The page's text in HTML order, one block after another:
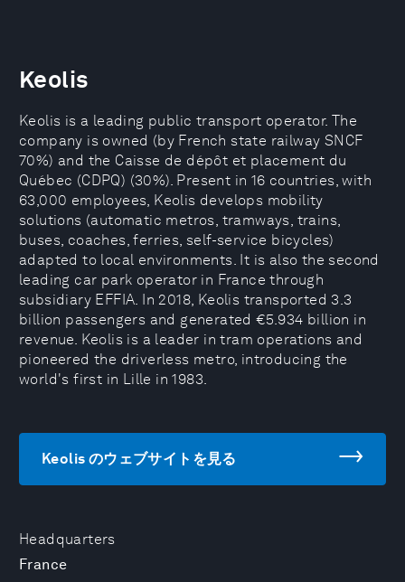
Headquarters
France
Keolis
Keolis is a leading public transport operator. The
company is owned (by French state railway SNCF
70%) and the Caisse de dépôt et placement du
Québec (CDPQ) (30%). Present in 16 countries, with
63,000 employees, Keolis develops mobility
solutions (automatic metros, tramways, trains,
buses, coaches, ferries, self-service bicycles)
adapted to local environments. It is also the second
leading car park operator in France through
subsidiary EFFIA. In 2018, Keolis transported 3.3
billion passengers and generated €5.934 billion in
revenue. Keolis is a leader in tram operations and
pioneered the driverless metro, introducing the
world's first in Lille in 1983.
Keolis のウェブサイトを見る